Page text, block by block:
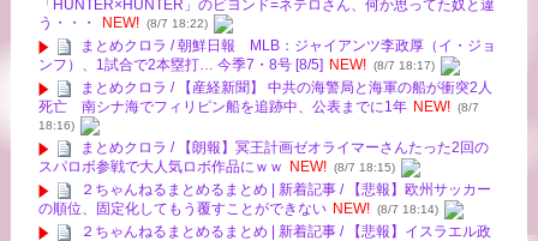
「HUNTER×HUNTER」のビヨンド=ネテロさん、何か思ってた奴と違
う・・・
NEW! (8/7 18:22)
まとめクロラ / 朝鮮日報 MLB：ジャイアンツ李政厚（イ・ジョ
ンフ）、1試合で2本塁打… 今季7・8号 [8/5] NEW! (8/7 18:17)
まとめクロラ / 【産経新聞】 中共の海警局と海軍の船が衝突2人
死亡 南シナ海でフィリピン船を追跡中、公表までに1年 NEW! (8/7
18:16)
まとめクロラ / 【朗報】冥王計画ゼオライマーさんたった2回の
スパロボ参戦で大人気ロボ作品にｗｗ NEW! (8/7 18:15)
２ちゃんねるまとめるまとめ | 新着記事 / 【悲報】欧州サッカー
の順位、固定化してもう覆すことができない NEW! (8/7 18:14)
２ちゃんねるまとめるまとめ | 新着記事 / 【悲報】イスラエル政